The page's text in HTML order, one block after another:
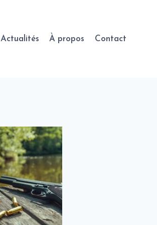
Actualités À propos Contact